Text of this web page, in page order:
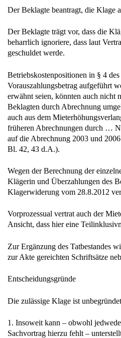
Der Beklagte beantragt, die Klage
Der Beklagte trägt vor, dass die
beharrlich ignoriere, dass laut
geschuldet werde.
Betriebskostenpositionen in § 4
Vorauszahlungsbetrag aufgeführt
erwähnt seien, könnten auch nicht
Beklagten durch Abrechnung
auch aus dem
früheren Abrechnungen durch …
auf die Abrechnung 2003 und
Bl. 42, 43 d.A.).
Wegen der Berechnung der
Klägerin und Überzahlungen des
Klagerwiderung vom 28.8.2012
Vorprozessual vertrat auch der
Ansicht, dass hier eine
Zur Ergänzung des Tatbestandes
zur Akte gereichten Schriftsätze
Entscheidungsgründe
Die zulässige Klage ist
1. Insoweit kann – obwohl
Sachvortrag hierzu fehlt –